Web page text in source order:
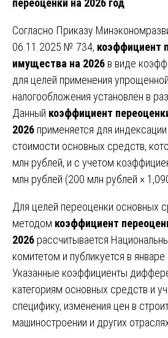
переоценки на 2026 год
Согласно Приказу
06.11.2025 № 734, коэффициент
имущества на 2026 в виде
для целей применения
налогообложения установлен в
Данный коэффициент
2026 применяется для
стоимости основных средств,
млн рублей, и с учетом
млн рублей (200 млн рублей ×
Для целей переоценки основных
методом коэффициент
2026 рассчитывается
комитетом и публикуется в
Указанные коэффициенты
категориям основных средств и
специфику, изменения цен в
машиностроении и других